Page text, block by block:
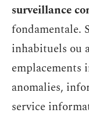
surveillance
fondamentale.
inhabituels ou
emplacements
anomalies,
service